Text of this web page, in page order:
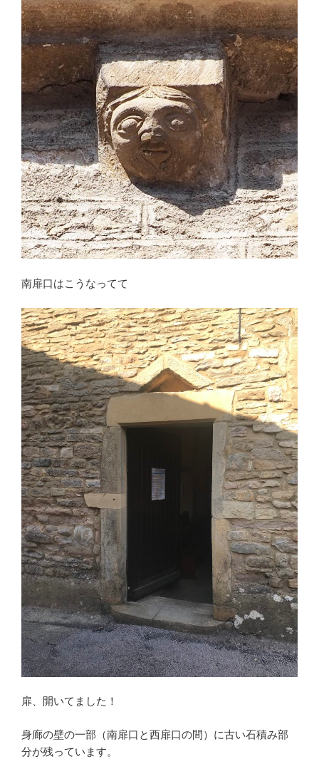
南扉口はこうなってて
扉、開いてました！
身廊の壁の一部（南扉口と西扉口の間）に古い石積み部
分が残っています。